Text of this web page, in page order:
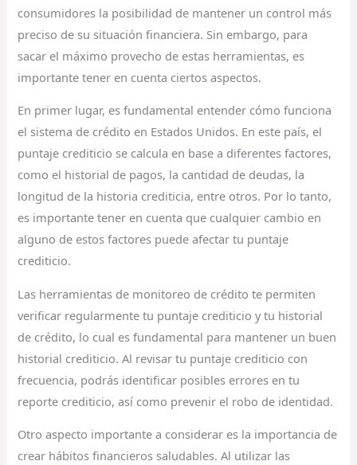
consumidores la posibilidad de mantener un control más
preciso de su situación financiera. Sin embargo, para
sacar el máximo provecho de estas herramientas, es
importante tener en cuenta ciertos aspectos.
En primer lugar, es fundamental entender cómo funciona
el sistema de crédito en Estados Unidos. En este país, el
puntaje crediticio se calcula en base a diferentes factores,
como el historial de pagos, la cantidad de deudas, la
longitud de la historia crediticia, entre otros. Por lo tanto,
es importante tener en cuenta que cualquier cambio en
alguno de estos factores puede afectar tu puntaje
crediticio.
Las herramientas de monitoreo de crédito te permiten
verificar regularmente tu puntaje crediticio y tu historial
de crédito, lo cual es fundamental para mantener un buen
historial crediticio. Al revisar tu puntaje crediticio con
frecuencia, podrás identificar posibles errores en tu
reporte crediticio, así como prevenir el robo de identidad.
Otro aspecto importante a considerar es la importancia de
crear hábitos financieros saludables. Al utilizar las